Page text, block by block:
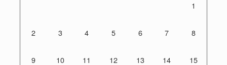
1
2 3 4 5 6 7 8
9 10 11 12 13 14 15